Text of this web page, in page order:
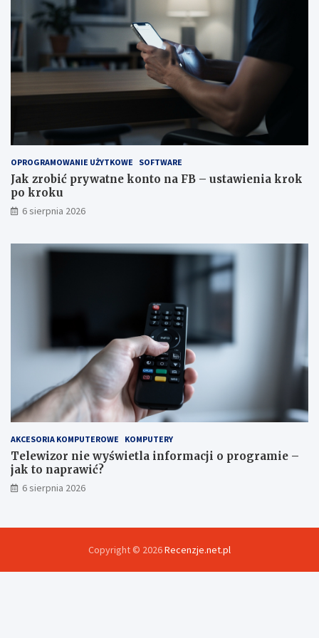
OPROGRAMOWANIE UŻYTKOWE SOFTWARE
Jak zrobić prywatne konto na FB – ustawienia krok
po kroku
6 sierpnia 2026
AKCESORIA KOMPUTEROWE KOMPUTERY
Telewizor nie wyświetla informacji o programie –
jak to naprawić?
6 sierpnia 2026
Copyright © 2026Recenzje.net.pl